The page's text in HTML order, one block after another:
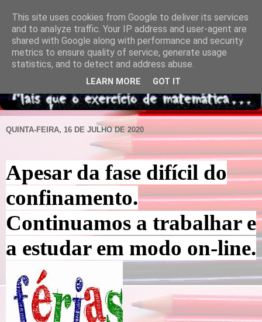
QUINTA-FEIRA, 16 DE JULHO DE 2020
Apesar da fase difícil do
confinamento.
Continuamos a trabalhar e
a estudar em modo on-line.
This site uses cookies from Google to deliver its services
and to analyze traffic. Your IP address and user-agent are
shared with Google along with performance and security
metrics to ensure quality of service, generate usage
statistics, and to detect and address abuse.
LEARN MORE GOT IT